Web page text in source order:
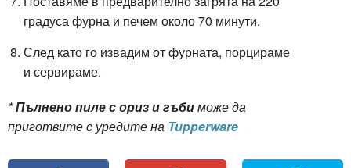
градуса фурна и печем около 70 минути.
След като го извадим от фурната, порцираме
и сервираме.
*Пълнено пиле с ориз и гъбиможе да
приготвите с уредите на Tupperware